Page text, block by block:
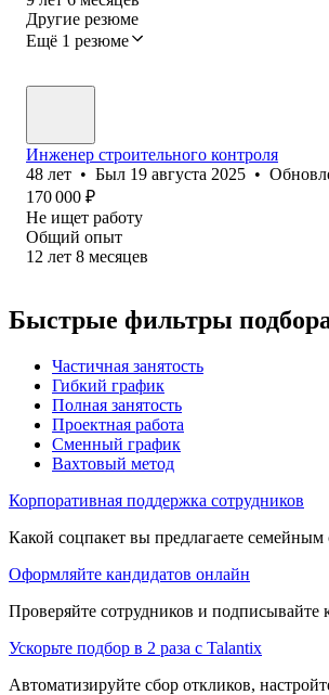
Другие резюме
Ещё 1 резюме
Инженер строительного контроля
48 лет • Был 19 августа 2025 •
170 000 ₽
Не ищет работу
Общий опыт
12 лет 8 месяцев
Быстрые фильтры
Частичная занятость
Гибкий график
Полная занятость
Проектная работа
Сменный график
Вахтовый метод
Корпоративная поддержка сотрудников
Какой соцпакет вы предлагаете семейным
Оформляйте кандидатов онлайн
Проверяйте сотрудников и
Ускорьте подбор в 2 раза с Talantix
Автоматизируйте сбор откликов,